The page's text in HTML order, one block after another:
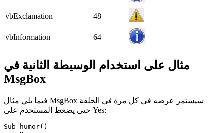
vbExclamation 48
vbInformation 64
مثال على استخدام الوسيطة الثانية في
MsgBox
فيما يلي مثال MsgBox سيستمر عرضه في كل مرة في الحلقة
حتى يضغط المستخدم على Yes:
Sub humor()